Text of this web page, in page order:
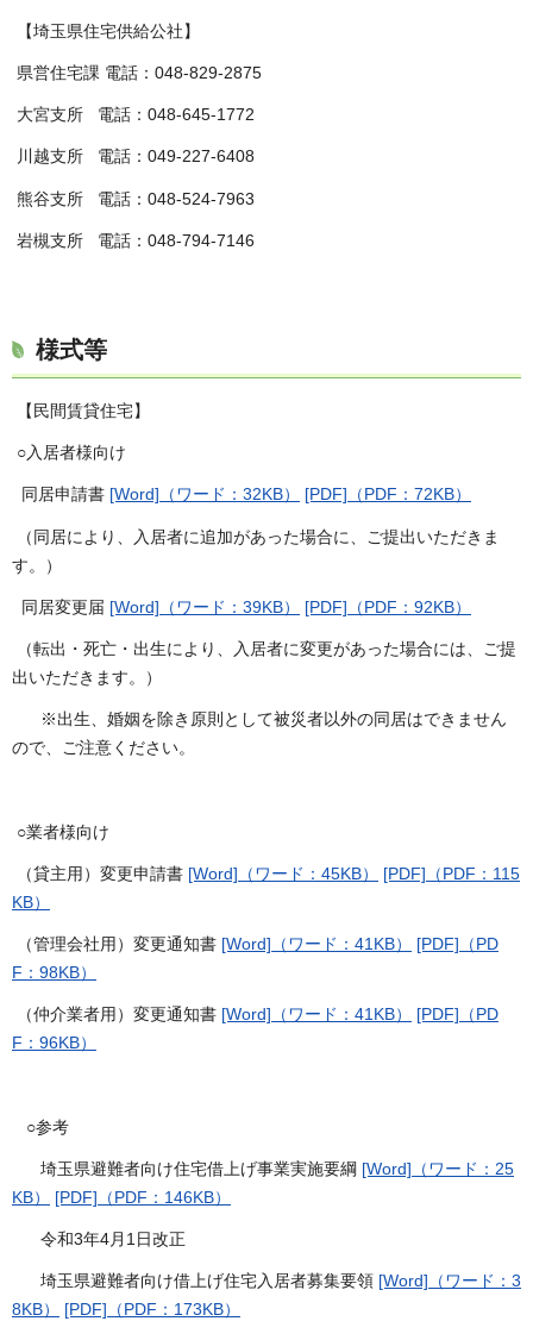
【埼玉県住宅供給公社】
県営住宅課 電話：048-829-2875
大宮支所 電話：048-645-1772
川越支所 電話：049-227-6408
熊谷支所 電話：048-524-7963
岩槻支所 電話：048-794-7146
様式等
【民間賃貸住宅】
○入居者様向け
同居申請書 [Word]（ワード：32KB） [PDF]（PDF：72KB）
（同居により、入居者に追加があった場合に、ご提出いただきま
す。）
同居変更届 [Word]（ワード：39KB） [PDF]（PDF：92KB）
（転出・死亡・出生により、入居者に変更があった場合には、ご提
出いただきます。）
※出生、婚姻を除き原則として被災者以外の同居はできません
ので、ご注意ください。
○業者様向け
（貸主用）変更申請書 [Word]（ワード：45KB）
[PDF]（PDF：115
KB）
（管理会社用）変更通知書 [Word]（ワード：41KB）
[PDF]（PD
F：98KB）
（仲介業者用）変更通知書 [Word]（ワード：41KB）
[PDF]（PD
F：96KB）
○参考
埼玉県避難者向け住宅借上げ事業実施要綱 [Word]（ワード：25
KB）
[PDF]（PDF：146KB）
令和3年4月1日改正
埼玉県避難者向け借上げ住宅入居者募集要領 [Word]（ワード：3
8KB）
[PDF]（PDF：173KB）